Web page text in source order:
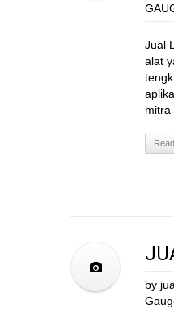
Jual
alat
mitra
by